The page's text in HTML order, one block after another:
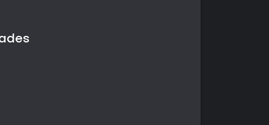
imposibles. El agarre en paredes añade
rápidas.
el último punto de control, lo que